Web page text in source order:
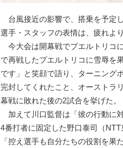
台風接近の影響で、搭乗を予定
選手・スタッフの表情は、疲れよ
今大会は開幕戦でプエルトリコ
で再戦したプエルトリコに雪辱を
です」と笑顔で語り、ターニング
完封してくれたこと、オーストラ
幕戦に敗れた後の2試合を挙げた。
加えて川口監督は「彼の行動に
4番打者に固定した野口泰司（
「控え選手も自分たちの役割を果